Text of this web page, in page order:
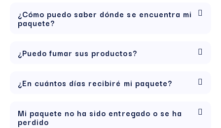
¿Cómo puedo saber dónde se encuentra mi
paquete?
¿Puedo fumar sus productos?
¿En cuántos días recibiré mi paquete?
Mi paquete no ha sido entregado o se ha
perdido